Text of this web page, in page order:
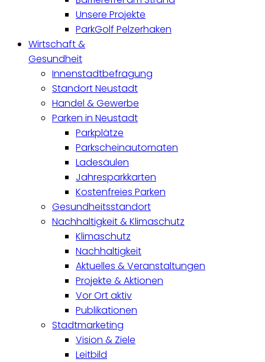
Unsere Projekte
ParkGolf Pelzerhaken
Wirtschaft &
Gesundheit
Innenstadtbefragung
Standort Neustadt
Handel & Gewerbe
Parken in Neustadt
Parkplätze
Parkscheinautomaten
Ladesäulen
Jahresparkkarten
Kostenfreies Parken
Gesundheitsstandort
Nachhaltigkeit & Klimaschutz
Klimaschutz
Nachhaltigkeit
Aktuelles & Veranstaltungen
Projekte & Aktionen
Vor Ort aktiv
Publikationen
Stadtmarketing
Vision & Ziele
Leitbild